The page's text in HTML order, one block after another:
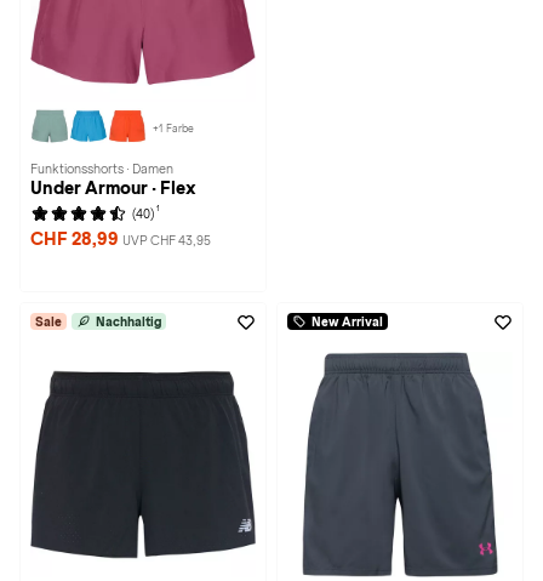
+1 Farbe
Funktionsshorts · Damen
Under Armour · Flex
(40) 1
CHF 28,99 UVP CHF 43,95
Sale Nachhaltig New Arrival